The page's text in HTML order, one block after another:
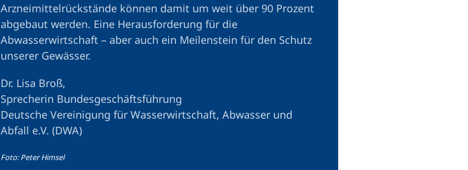
Arzneimittelrückstände können damit um weit über 90 Prozent
abgebaut werden. Eine Herausforderung für die
Abwasserwirtschaft – aber auch ein Meilenstein für den Schutz
unserer Gewässer.
Dr. Lisa Broß,
Sprecherin Bundesgeschäftsführung
Deutsche Vereinigung für Wasserwirtschaft, Abwasser und
Abfall e.V. (DWA)
Foto: Peter Himsel